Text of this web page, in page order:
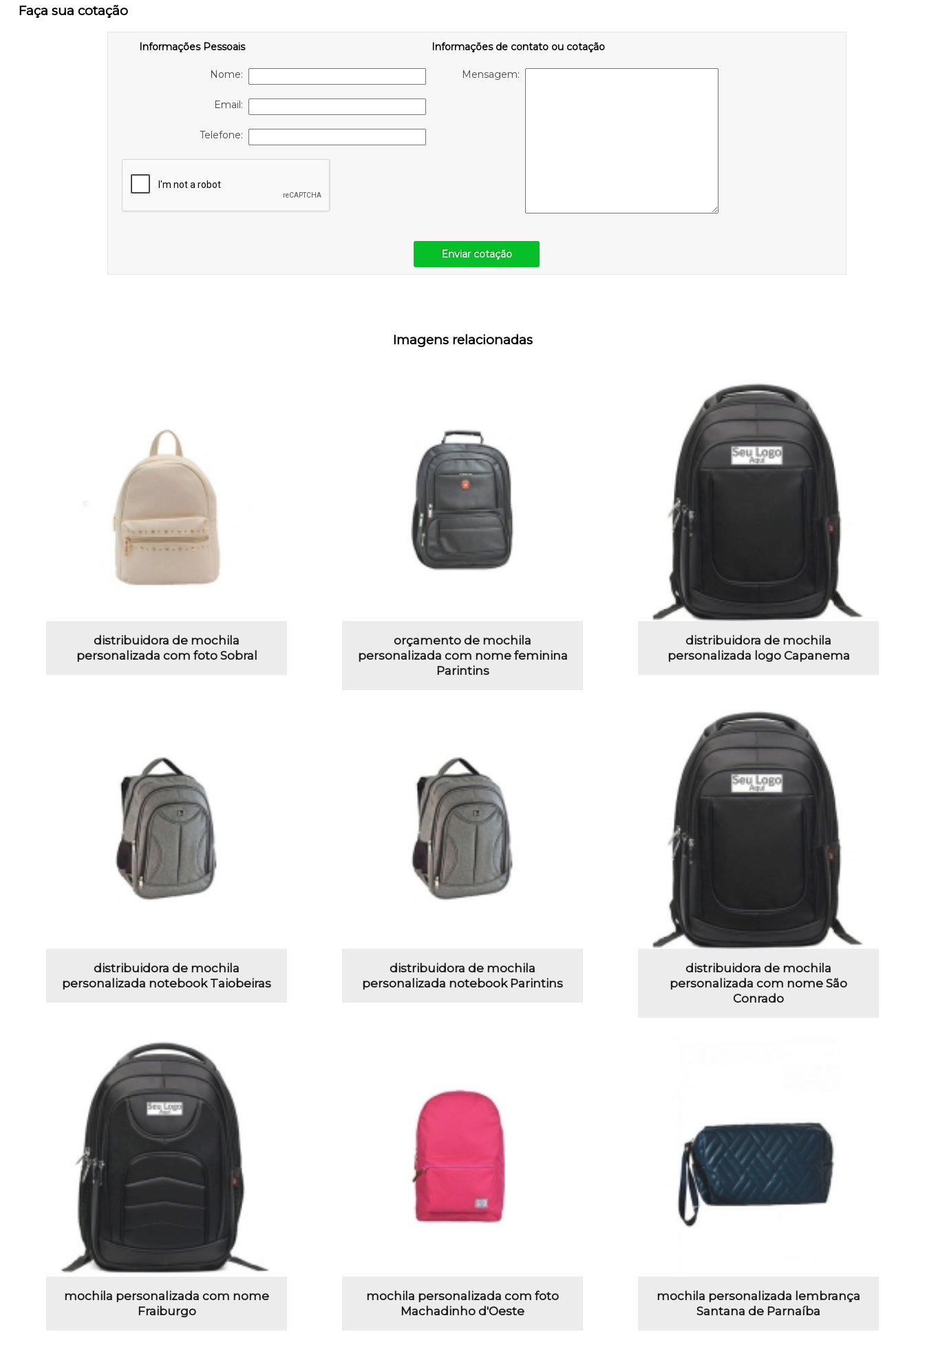
Faça sua cotação
Informações Pessoais
Nome:
Email:
Telefone:
Informações de contato ou cotação
Mensagem:
Enviar cotação
Imagens relacionadas
distribuidora de mochila
personalizada com foto Sobral
orçamento de mochila
personalizada com nome feminina
Parintins
distribuidora de mochila
personalizada logo Capanema
distribuidora de mochila
personalizada notebook Taiobeiras
distribuidora de mochila
personalizada notebook Parintins
distribuidora de mochila
personalizada com nome São
Conrado
mochila personalizada com nome
Fraiburgo
mochila personalizada com foto
Machadinho d'Oeste
mochila personalizada lembrança
Santana de Parnaíba